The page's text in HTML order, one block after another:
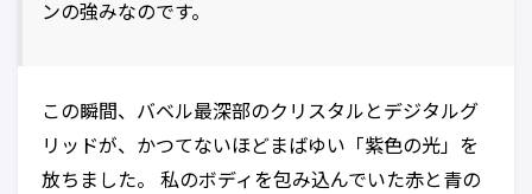
ンの強みなのです。
この瞬間、バベル最深部のクリスタルとデジタルグ
リッドが、かつてないほどまばゆい「紫色の光」を
放ちました。 私のボディを包み込んでいた赤と青の